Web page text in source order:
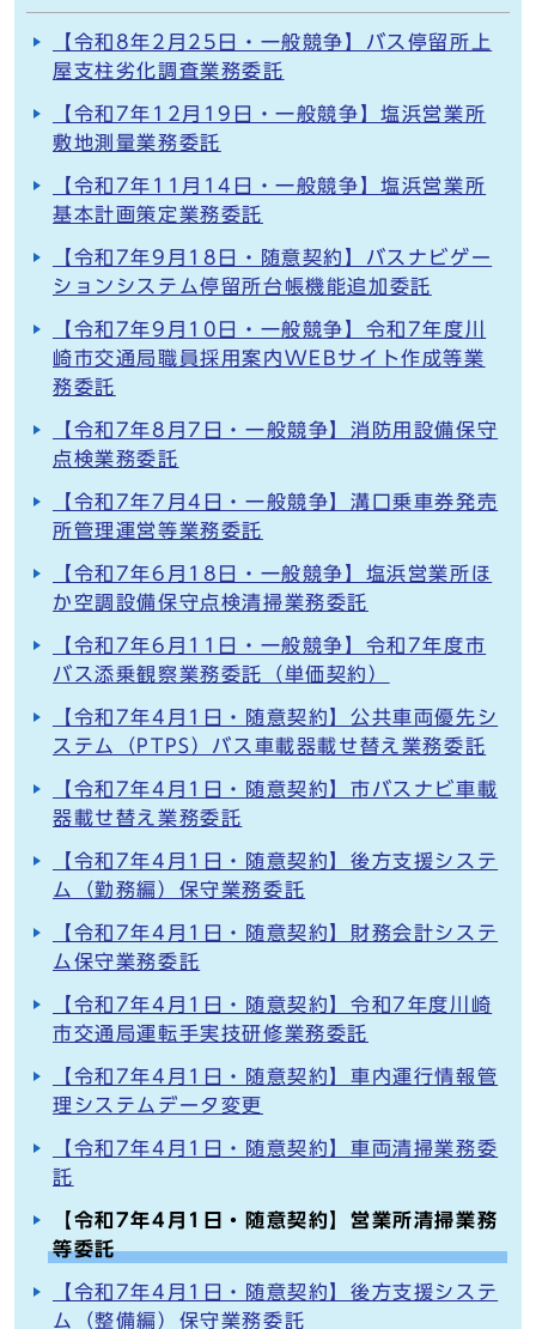
【令和8年2月25日・一般競争】バス停留所上
屋支柱劣化調査業務委託
【令和7年12月19日・一般競争】塩浜営業所
敷地測量業務委託
【令和7年11月14日・一般競争】塩浜営業所
基本計画策定業務委託
【令和7年9月18日・随意契約】バスナビゲー
ションシステム停留所台帳機能追加委託
【令和7年9月10日・一般競争】令和7年度川
崎市交通局職員採用案内WEBサイト作成等業
務委託
【令和7年8月7日・一般競争】消防用設備保守
点検業務委託
【令和7年7月4日・一般競争】溝口乗車券発売
所管理運営等業務委託
【令和7年6月18日・一般競争】塩浜営業所ほ
か空調設備保守点検清掃業務委託
【令和7年6月11日・一般競争】令和7年度市
バス添乗観察業務委託（単価契約）
【令和7年4月1日・随意契約】公共車両優先シ
ステム（PTPS）バス車載器載せ替え業務委託
【令和7年4月1日・随意契約】市バスナビ車載
器載せ替え業務委託
【令和7年4月1日・随意契約】後方支援システ
ム（勤務編）保守業務委託
【令和7年4月1日・随意契約】財務会計システ
ム保守業務委託
【令和7年4月1日・随意契約】令和7年度川崎
市交通局運転手実技研修業務委託
【令和7年4月1日・随意契約】車内運行情報管
理システムデータ変更
【令和7年4月1日・随意契約】車両清掃業務委
託
【令和7年4月1日・随意契約】営業所清掃業務
等委託
【令和7年4月1日・随意契約】後方支援システ
ム（整備編）保守業務委託